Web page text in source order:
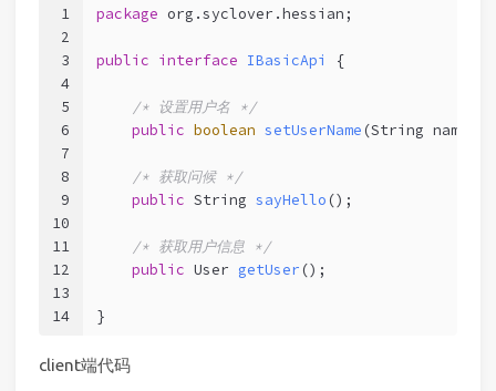
1
2
3
4
5
6
7
8
9
10
11
12
13
14
package org.syclover.hessian;
public interface IBasicApi {
/* 设置用户名 */
public boolean setUserName (String name)
/* 获取问候 */
public String sayHello () ;
/* 获取用户信息 */
public User getUser () ;
}
client端代码